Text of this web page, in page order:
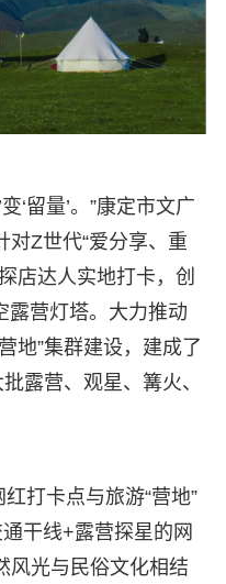
‘留量’。”康定市文广
对Z世代“爱分享、重
店达人实地打卡，创
露营灯塔。大力推动
地”集群建设，建成了
露营、观星、篝火、
打卡点与旅游“营地”
干线+露营探星的网
风光与民俗文化相结